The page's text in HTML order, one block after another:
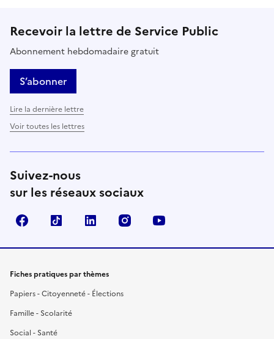
Recevoir la lettre de Service Public
Abonnement hebdomadaire gratuit
S’abonner
Lire la dernière lettre
Voir toutes les lettres
Suivez-nous
sur les réseaux sociaux
FacebookTikTok LinkedIn Instagram
Fiches pratiques par thèmes
Papiers - Citoyenneté - Élections
Famille - Scolarité
Social - Santé